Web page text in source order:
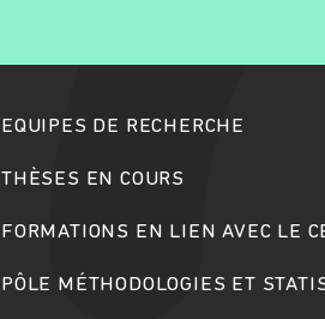
EQUIPES DE RECHERCHE
THÈSES EN COURS
FORMATIONS EN LIEN AVEC LE
PÔLE MÉTHODOLOGIES ET